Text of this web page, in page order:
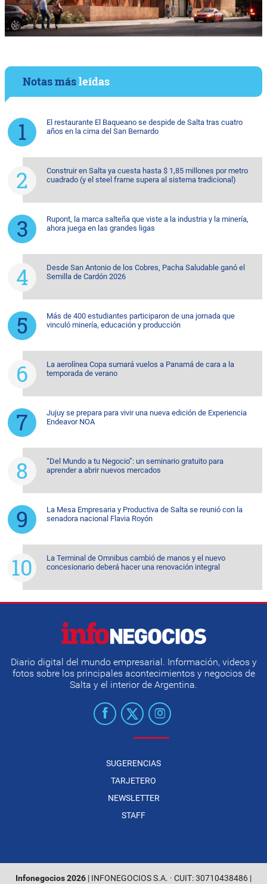
Notas másleídas
El restaurante El Baqueano se despide de Salta tras cuatro
años en la cima del San Bernardo
Construir en Salta ya cuesta hasta $ 1,85 millones por metro
cuadrado (y el steel frame supera al sistema tradicional)
Rupont, la marca salteña que viste a la industria y la minería,
ahora juega en las grandes ligas
Desde San Antonio de los Cobres, Pacha Saludable ganó el
Semilla de Cardón 2026
Más de 400 estudiantes participaron de una jornada que
vinculó minería, educación y producción
La aerolínea Copa sumará vuelos a Panamá de cara a la
temporada de verano
Jujuy se prepara para vivir una nueva edición de Experiencia
Endeavor NOA
“Del Mundo a tu Negocio”: un seminario gratuito para
aprender a abrir nuevos mercados
La Mesa Empresaria y Productiva de Salta se reunió con la
senadora nacional Flavia Royón
La Terminal de Omnibus cambió de manos y el nuevo
concesionario deberá hacer una renovación integral
Diario digital del mundo empresarial. Información, videos y
fotos sobre los principales acontecimientos y negocios de
Salta y el interior de Argentina.
SUGERENCIAS
TARJETERO
NEWSLETTER
STAFF
Infonegocios 2026 | INFONEGOCIOS S.A. · CUIT: 30710438486 |